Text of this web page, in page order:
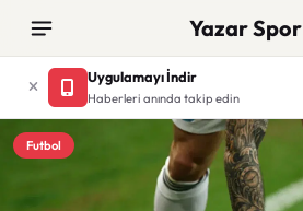
Yazar Spor
Uygulamayı İndir
Haberleri anında takip edin
Futbol